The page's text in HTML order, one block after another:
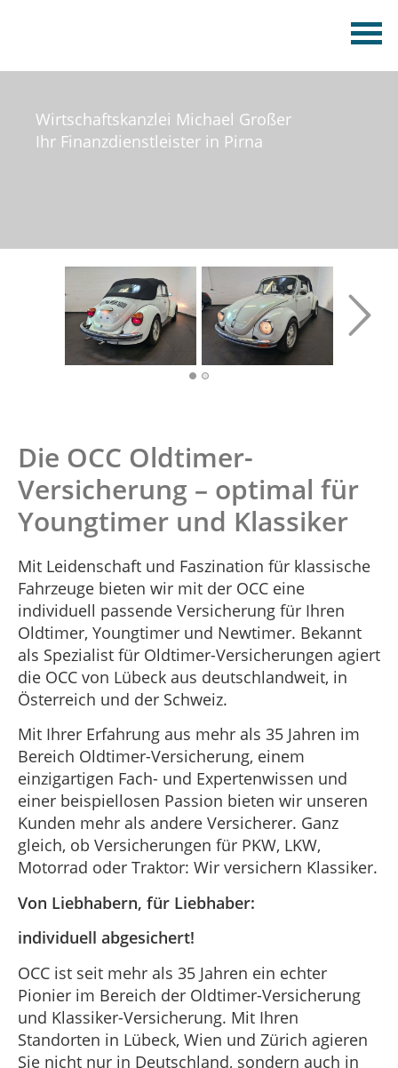
Wirtschaftskanzlei Michael Großer
Ihr Finanzdienstleister in Pirna
Die OCC Oldtimer-
Versicherung – optimal für
Youngtimer und Klassiker
Mit Leidenschaft und Faszination für klassische
Fahrzeuge bieten wir mit der OCC eine
individuell passende Versicherung für Ihren
Oldtimer, Youngtimer und Newtimer. Bekannt
als Spezialist für Oldtimer-Versicherungen agiert
die OCC von Lübeck aus deutschlandweit, in
Österreich und der Schweiz.
Mit Ihrer Erfahrung aus mehr als 35 Jahren im
Bereich Oldtimer-Versicherung, einem
einzigartigen Fach- und Expertenwissen und
einer beispiellosen Passion bieten wir unseren
Kunden mehr als andere Versicherer. Ganz
gleich, ob Versicherungen für PKW, LKW,
Motorrad oder Traktor: Wir versichern Klassiker.
Von Liebhabern, für Liebhaber:
individuell abgesichert!
OCC ist seit mehr als 35 Jahren ein echter
Pionier im Bereich der Oldtimer-Versicherung
und Klassiker-Versicherung. Mit Ihren
Standorten in Lübeck, Wien und Zürich agieren
Sie nicht nur in Deutschland, sondern auch in